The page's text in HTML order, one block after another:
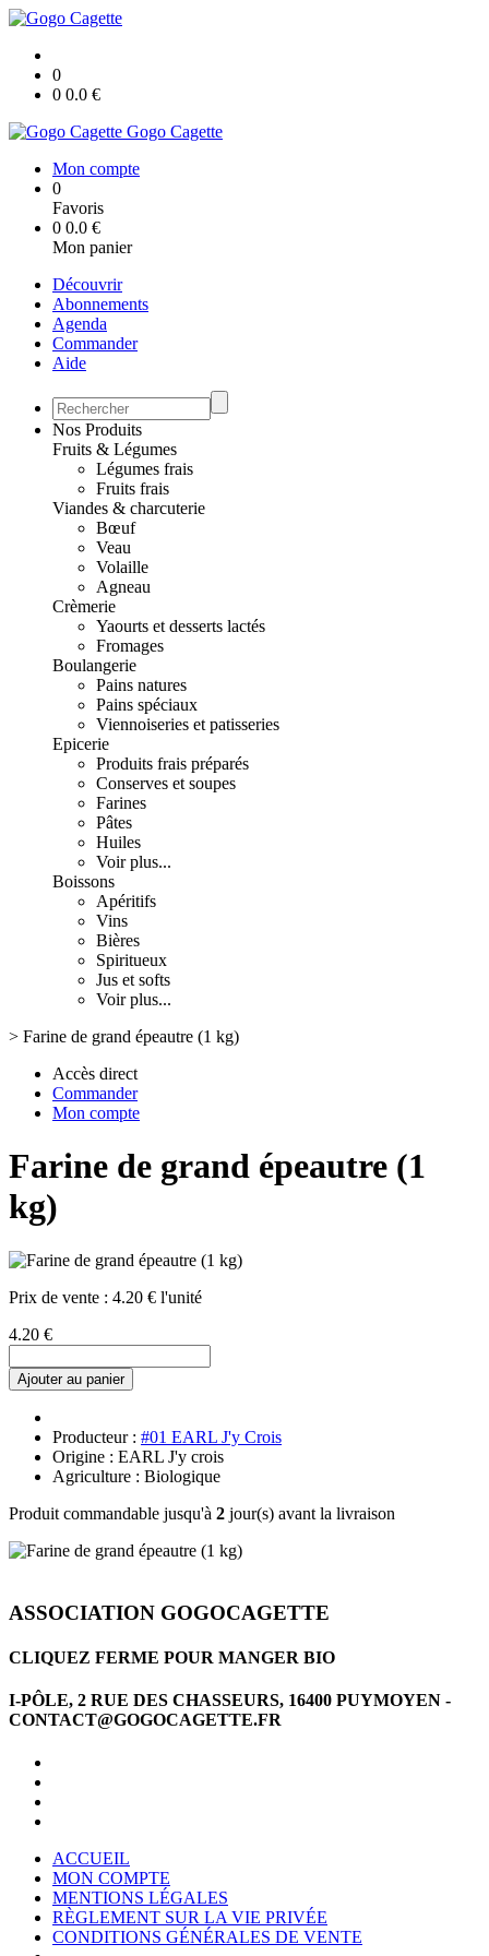
0
0 0.0 €
Gogo Cagette
Mon compte
0
Favoris
0 0.0 €
Mon panier
Découvrir
Abonnements
Agenda
Commander
Aide
Nos Produits
Fruits & Légumes
Légumes frais
Fruits frais
Viandes & charcuterie
Bœuf
Veau
Volaille
Agneau
Crèmerie
Yaourts et desserts lactés
Fromages
Boulangerie
Pains natures
Pains spéciaux
Viennoiseries et patisseries
Epicerie
Produits frais préparés
Conserves et soupes
Farines
Pâtes
Huiles
Voir plus...
Boissons
Apéritifs
Vins
Bières
Spiritueux
Jus et softs
Voir plus...
> Farine de grand épeautre (1 kg)
Accès direct
Commander
Mon compte
Farine de grand épeautre (1
kg)
Prix de vente : 4.20 € l'unité
4.20 €
Ajouter au panier
Producteur : #01 EARL J'y Crois
Origine : EARL J'y crois
Agriculture : Biologique
Produit commandable jusqu'à 2 jour(s) avant la livraison
ASSOCIATION GOGOCAGETTE
CLIQUEZ FERME POUR MANGER BIO
I-PÔLE, 2 RUE DES CHASSEURS, 16400 PUYMOYEN -
CONTACT@GOGOCAGETTE.FR
ACCUEIL
MON COMPTE
MENTIONS LÉGALES
RÈGLEMENT SUR LA VIE PRIVÉE
CONDITIONS GÉNÉRALES DE VENTE